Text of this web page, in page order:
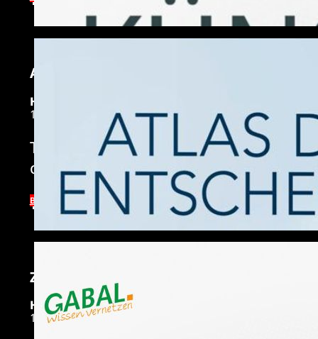
ATLAS DER ENTSCHEIDER 3,
HARDCOVER EDITION
19,95 €
The new and unique standard work
complex decision-making situations.
BUY NOW
Zukunftssicherung: Impulse für Wege
HARDCOVER EDITION
19,99 €